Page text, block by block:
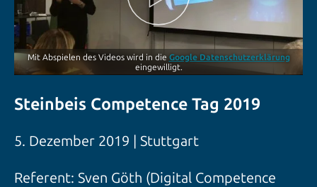
Mit Abspielen des Videos wird in die Google Datenschutzerklärung
eingewilligt.
Steinbeis Competence Tag 2019
5. Dezember 2019 | Stuttgart
Referent: Sven Göth (Digital Competence